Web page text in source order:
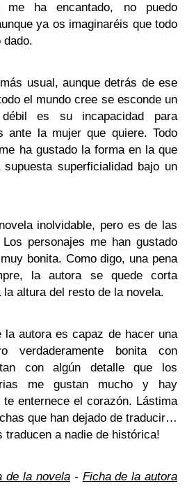
me ha encantado, no puedo
ya os imaginaréis que todo
dado.
usual, aunque detrás de ese
el mundo cree se esconde un
es su incapacidad para
ante la mujer que quiere. Todo
ha gustado la forma en la que
superficialidad bajo un
inolvidable, pero es de las
personajes me han gustado
bonita. Como digo, una pena
la autora se quede corta
altura del resto de la novela.
la autora es capaz de hacer una
verdaderamente bonita con
con algún detalle que los
me gustan mucho y hay
enternece el corazón. Lástima
que han dejado de traducir…
traducen a nadie de histórica!
de la novela- Ficha de la autora